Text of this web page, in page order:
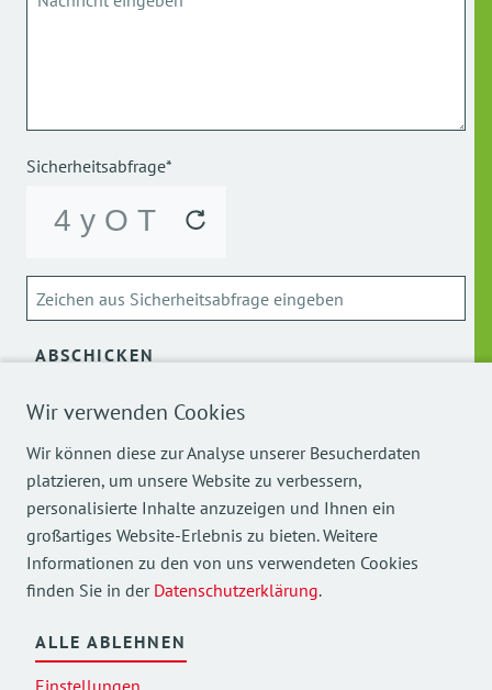
Wir verwenden Cookies
Wir können diese zur Analyse unserer Besucherdaten
platzieren, um unsere Website zu verbessern,
personalisierte Inhalte anzuzeigen und Ihnen ein
großartiges Website-Erlebnis zu bieten. Weitere
Informationen zu den von uns verwendeten Cookies
finden Sie in der Datenschutzerklärung.
ALLE ABLEHNEN
Einstellungen
Sicherheitsabfrage*
ABSCHICKEN
Über die Verarbeitung meiner personenbezogenen Daten
Mehr Einblicke in unsere Arbeit finden Sie auch auf
unseren Social Media Kanälen.